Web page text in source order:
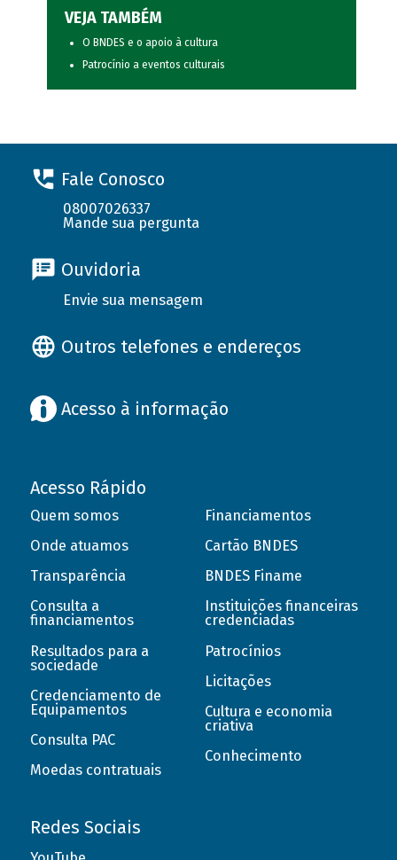
VEJA TAMBÉM
O BNDES e o apoio à cultura
Patrocínio a eventos culturais
Fale Conosco
08007026337
Mande sua pergunta
Ouvidoria
Envie sua mensagem
Outros telefones e endereços
Acesso à informação
Acesso Rápido
Quem somos
Onde atuamos
Transparência
Consulta a
financiamentos
Resultados para a
sociedade
Credenciamento de
Equipamentos
Consulta PAC
Moedas contratuais
Financiamentos
Cartão BNDES
BNDES Finame
Instituições financeiras
credenciadas
Patrocínios
Licitações
Cultura e economia
criativa
Conhecimento
Redes Sociais